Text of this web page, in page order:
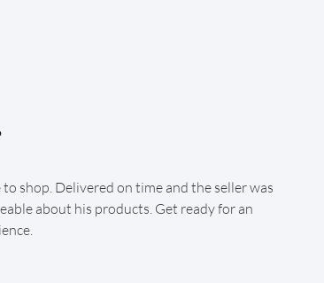
to shop. Delivered on time and the seller was
about his products. Get ready for an